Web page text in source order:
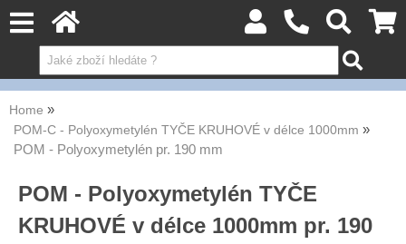
Home
POM-C - Polyoxymetylén TYČE KRUHOVÉ v délce 1000mm
POM - Polyoxymetylén pr. 190 mm
POM - Polyoxymetylén TYČE
KRUHOVÉ v délce 1000mm pr. 190